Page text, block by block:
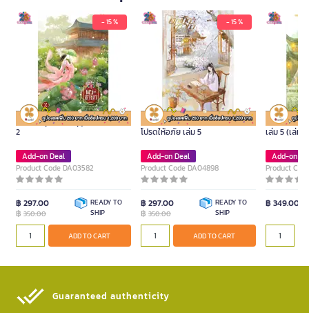
- 15 %
หนังสือ บุตรสาวอนุสู่พระชายา เล่ม
2
Add-on Deal
Product Code DA03582
฿ 297.00
฿ 350.00
READY TO
SHIP
ADD TO CART
- 15 %
หนังสือ บัณฑิตชาวนา ขอท่านใต้เท้า
โปรดให้อภัย เล่ม 5
Add-on Deal
Product Code DA04898
฿ 297.00
฿ 350.00
READY TO
SHIP
ADD TO CART
หนังสือ ขอ
เล่ม 5 (เล่มจ
Add-on
Product
฿ 349.00
Guaranteed authenticity​